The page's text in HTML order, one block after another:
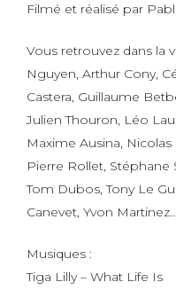
Filmé et réalisé par
Vous retrouvez dans la
Nguyen, Arthur Cony,
Castera, Guillaume
Julien Thouron, Léo
Maxime Ausina,
Pierre Rollet, Stéphane
Tom Dubos, Tony Le
Canevet, Yvon Martinez…
Musiques :
Tiga Lilly – What Life Is